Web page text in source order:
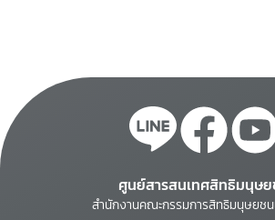
ศูนย์สารสนเทศสิทธิมนุษ
สำนักงานคณะกรรมการสิทธิมนุษยช